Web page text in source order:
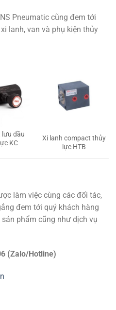
Pneumatic cũng đem tới
lanh, van và phụ kiện thủy
lưu dầu
KC
Xi lanh compact thủy
lực HTB
làm việc cùng các đối tác,
đem tới quý khách hàng
phẩm cũng như dịch vụ
(Zalo/Hotline)